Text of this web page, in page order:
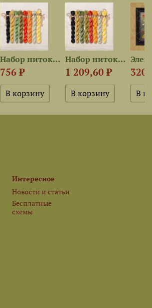
Набор ниток OwlForest для...
756 ₽
Набор ниток OwlForest для...
1 209,60 ₽ 320
Интересное
Новости и статьи
Бесплатные
схемы